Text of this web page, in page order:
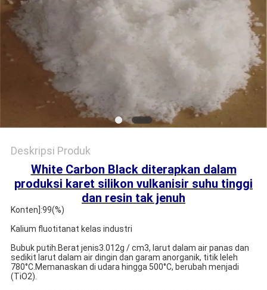
PRIBADI
Deskripsi Produk
White Carbon Black diterapkan dalam
produksi karet silikon vulkanisir suhu tinggi
dan resin tak jenuh
Konten]:99(%)
Kalium fluotitanat kelas industri
Bubuk putih.Berat jenis3.012g / cm3, larut dalam air panas dan
sedikit larut dalam air dingin dan garam anorganik, titik leleh
780°C.Memanaskan di udara hingga 500°C, berubah menjadi
(TiO2).